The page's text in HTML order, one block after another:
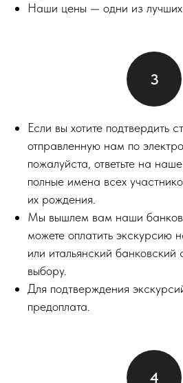
Наши цены — одни из
Если вы хотите подтвердить
отправленную нам по
пожалуйста, ответьте на
полные имена всех
их рождения.
Мы вышлем вам наши
можете оплатить экскурсию
или итальянский банковский
выбору.
Для подтверждения
предоплата.